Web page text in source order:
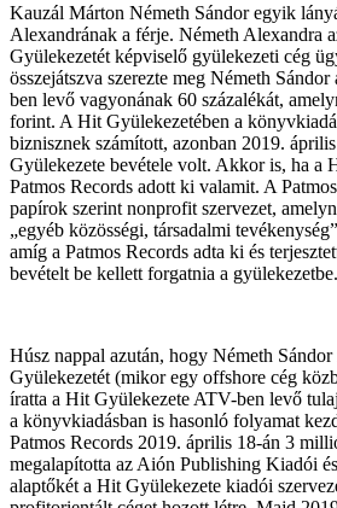
Kauzál Márton Németh Sándor egyik
Alexandrának a férje. Németh Alexandra
Gyülekezetét képviselő gyülekezeti cég
összejátszva szerezte meg Németh
ben levő vagyonának 60 százalékát,
forint. A Hit Gyülekezetében a
biznisznek számított, azonban 2019.
Gyülekezete bevétele volt. Akkor is, ha a
Patmos Records adott ki valamit. A
papírok szerint nonprofit szervezet,
„egyéb közösségi, társadalmi
amíg a Patmos Records adta ki és
bevételt be kellett forgatnia a gyülekezetbe.
Húsz nappal azután, hogy Németh
Gyülekezetét (mikor egy offshore cég
íratta a Hit Gyülekezete ATV-ben levő
a könyvkiadásban is hasonló folyamat
Patmos Records 2019. április 18-án 3
megalapította az Aión Publishing Kiadói
alaptőkét a Hit Gyülekezete kiadói